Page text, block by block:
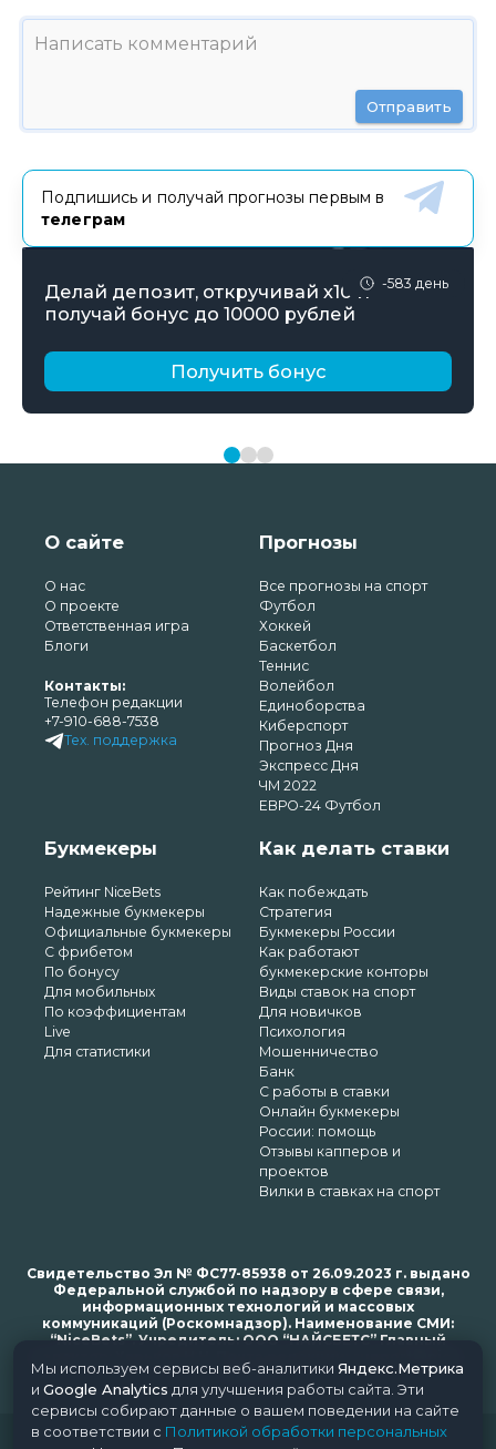
Отправить
Подпишись и получай прогнозы первым в
телеграм
-583 день
Делай депозит, откручивай х10 и
получай бонус до 10000 рублей
Получить бонус
О сайте
О нас
О проекте
Ответственная игра
Блоги
Контакты:
Телефон редакции
+7-910-688-7538
Тех. поддержка
Прогнозы
Все прогнозы на спорт
Футбол
Хоккей
Баскетбол
Теннис
Волейбол
Единоборства
Киберспорт
Прогноз Дня
Экспресс Дня
ЧМ 2022
ЕВРО-24 Футбол
Букмекеры
Рейтинг NiceBets
Надежные букмекеры
Официальные букмекеры
С фрибетом
По бонусу
Для мобильных
По коэффициентам
Live
Для статистики
Как делать ставки
Как побеждать
Стратегия
Букмекеры России
Как работают
букмекерские конторы
Виды ставок на спорт
Для новичков
Психология
Мошенничество
Банк
С работы в ставки
Онлайн букмекеры
России: помощь
Отзывы капперов и
проектов
Вилки в ставках на спорт
Свидетельство Эл № ФС77-85938 от 26.09.2023 г. выдано
Федеральной службой по надзору в сфере связи,
информационных технологий и массовых
коммуникаций (Роскомнадзор). Наименование СМИ:
“NiceBets”. Учредитель: ООО “НАЙСБЕТС” Главный
bets.ru
© 2018-2024 NiceBets. 18+
Мы используем сервисы веб-аналитики Яндекс.Метрика
и Google Analytics для улучшения работы сайта. Эти
сервисы собирают данные о вашем поведении на сайте
в соответствии с Политикой обработки персональных